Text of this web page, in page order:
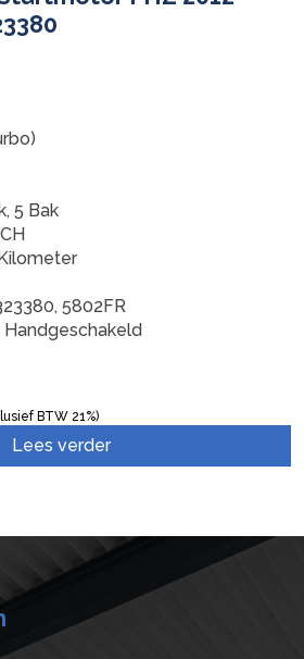
5 Bak
5802FR
Handgeschakeld
BTW 21%)
Lees verder